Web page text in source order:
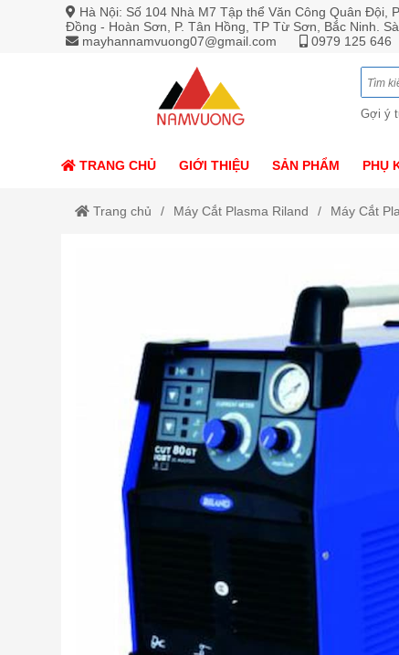
Hà Nội: Số 104 Nhà M7 Tập thể Văn Công Quân Đội,
Đồng - Hoàn Sơn, P. Tân Hồng, TP Từ Sơn, Bắc Ninh.
mayhannamvuong07@gmail.com
0979 125 646
Gợi ý
TRANG CHỦ GIỚI THIỆU SẢN PHẨM PHỤ
Trang chủ Máy Cắt Plasma Riland Máy Cắt